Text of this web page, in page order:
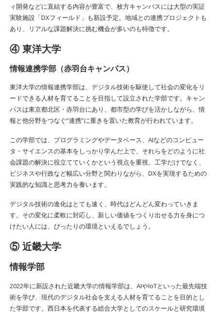
ィ開発などに直結する内容が豊富で、枚方キャンパスには大型の実証
実験施設「DXフィールド」も新設予定。地域との連携プロジェクトも
あり、リアルな課題解決に挑む機会が多いのも特徴です。
④ 東洋大学
情報連携学部（赤羽台キャンパス）
東洋大学の情報連携学部は、デジタル技術を駆使して社会の変化をリ
ードできる人材を育てることを目指して設立された学部です。キャン
パスは東京都北区・赤羽台にあり、都市型の学びを活かしながら、情
報と他分野をつなぐ“連携”に重きを置いた教育が行われています。
この学部では、プログラミングやデータベース、AIなどのコンピュー
タ・サイエンスの基本をしっかり学んだ上で、それらをどのように社
会課題の解決に役立てていくかという視点を重視。工学だけでなく、
ビジネスや行政など幅広い分野と関わりながら、DXを実現するための
実践的な知識と思考力を養います。
デジタル技術の進化はとても速く、時代はどんどん変わっていきま
す。その変化に柔軟に対応し、新しい価値をつくり出せる力を身につ
けたい人には、ぴったりの環境といえるでしょう。
⑤ 近畿大学
情報学部
2022年に新設された近畿大学の情報学部は、AIやIoTといった最先端技
術を学び、現代のデジタル社会を支える人材を育てることを目的とし
た学部です。西日本を代表する総合大学としてのスケールと研究環境